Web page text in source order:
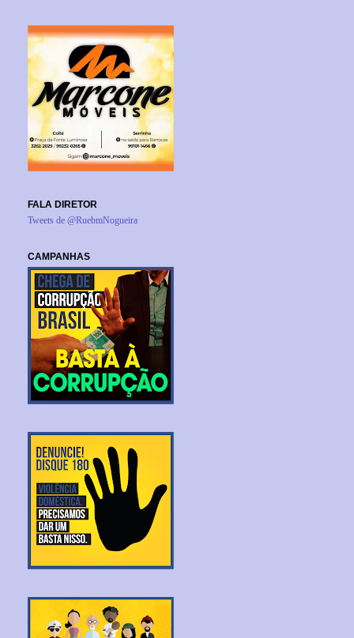
FALA DIRETOR
Tweets de @RuebmNogueira
CAMPANHAS